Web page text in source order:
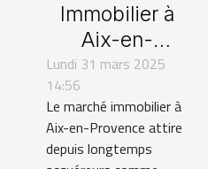
Immobilier à
Aix-en-
Provence :
faites appel à
des agents qui
connaissent
Lundi 31 mars 2025
14:56
Le marché immobilier à
Aix-en-Provence attire
depuis longtemps